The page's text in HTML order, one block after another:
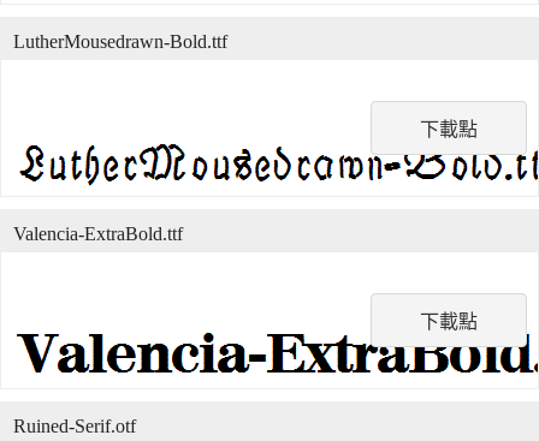
下載點
LutherMousedrawn-Bold.ttf
下載點
Valencia-ExtraBold.ttf
Ruined-Serif.otf